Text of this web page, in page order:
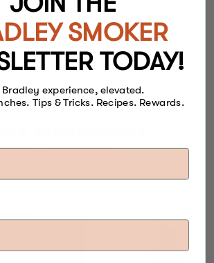
MADRYGERE.
SMOKER
TODAY!
Bradley experience, elevated.
Tips & Tricks. Recipes. Rewards.